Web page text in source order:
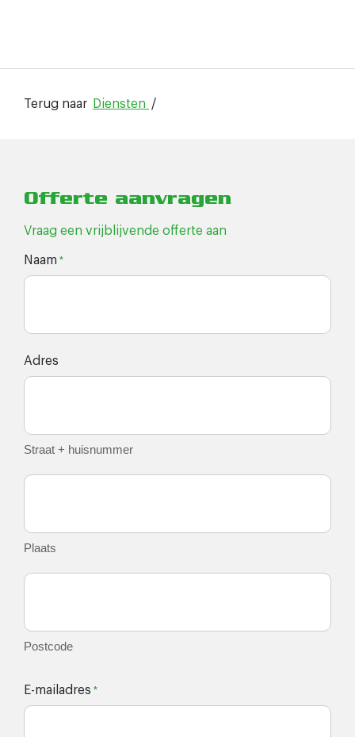
Terug naar Diensten /
Offerte aanvragen
Vraag een vrijblijvende offerte aan
Naam *
Adres
Straat + huisnummer
Plaats
Postcode
E-mailadres *